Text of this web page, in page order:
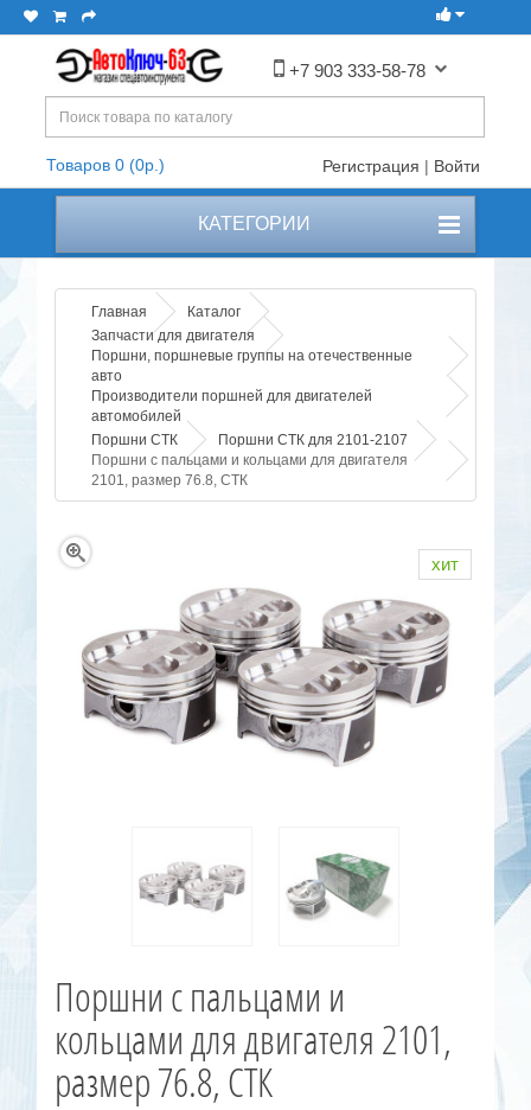
+7 903 333-58-78
Товаров 0 (0р.) Регистрация | Войти
КАТЕГОРИИ
Главная
Каталог
Запчасти для двигателя
Поршни, поршневые группы на отечественные
авто
Производители поршней для двигателей
автомобилей
Поршни СТК
Поршни СТК для 2101-2107
Поршни с пальцами и кольцами для двигателя
2101, размер 76.8, СТК
хит
Поршни с пальцами и
кольцами для двигателя 2101,
размер 76.8, СТК